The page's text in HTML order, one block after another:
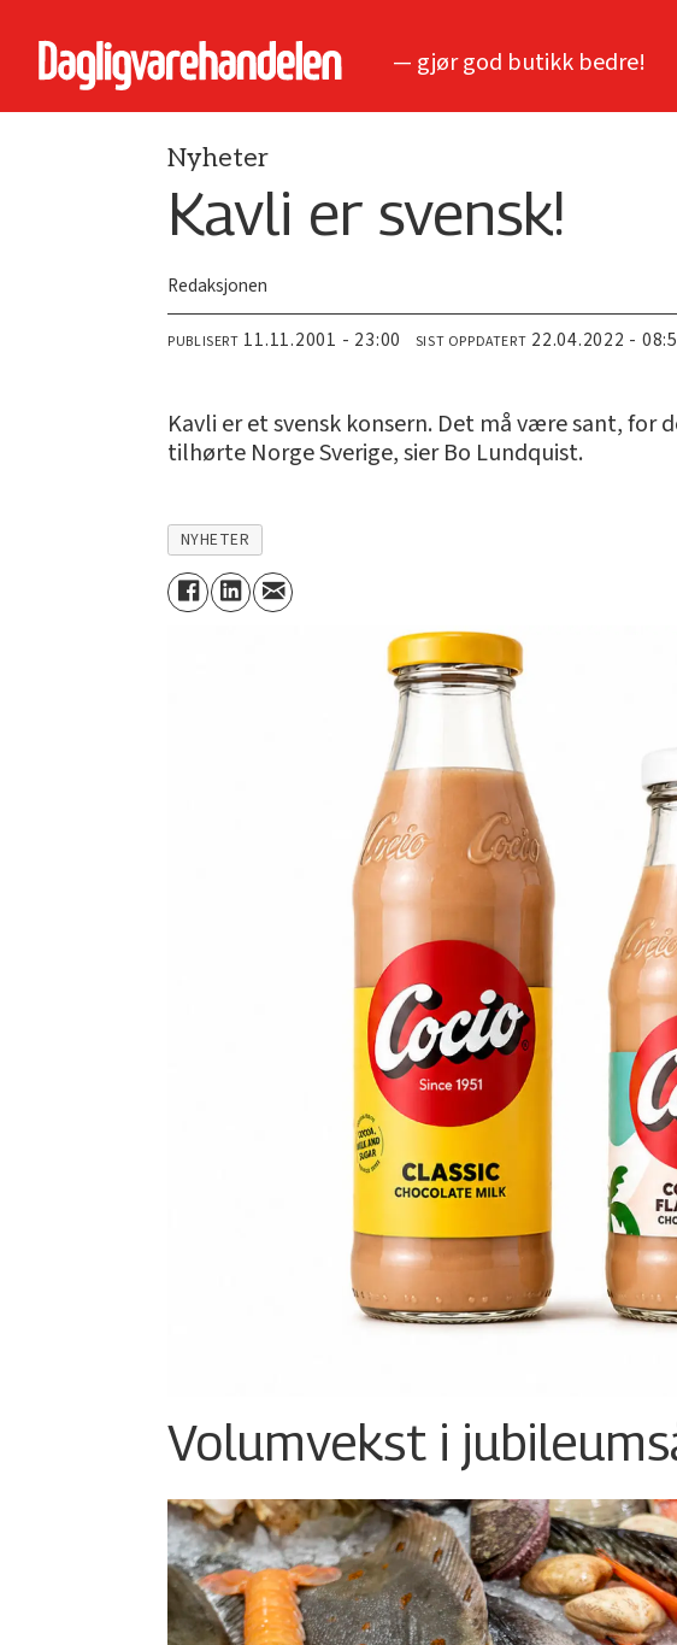
— gjør god butikk bedre!
Nyheter
Kavli er svensk!
Redaksjonen
PUBLISERT 11.11.2001 - 23:00 SIST OPPDATERT 22.04.2022 -
Kavli er et svensk konsern. Det må være sant, for
tilhørte Norge Sverige, sier Bo Lundquist.
NYHETER
Volumvekst i